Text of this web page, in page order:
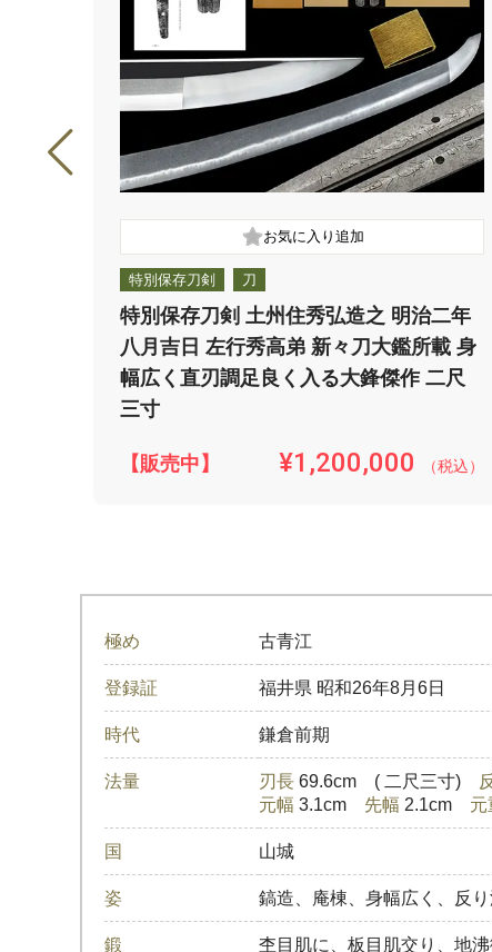
特別保存刀剣 刀
特別保存刀剣 土州住秀弘造之 明治二年
八月吉日 左行秀高弟 新々刀大鑑所載 身
幅広く直刃調足良く入る大鋒傑作 二尺
三寸
【販売中】 ¥1,200,000 （税込）
極め 古青江
登録証 福井県 昭和26年8月6日
時代 鎌倉前期
法量 刃長69.6cm ( 二尺三寸)
元幅 3.1cm 先幅 2.1cm 元
国 山城
姿 鎬造、庵棟、身幅広く、反
鍛 杢目肌に、板目肌交り、地